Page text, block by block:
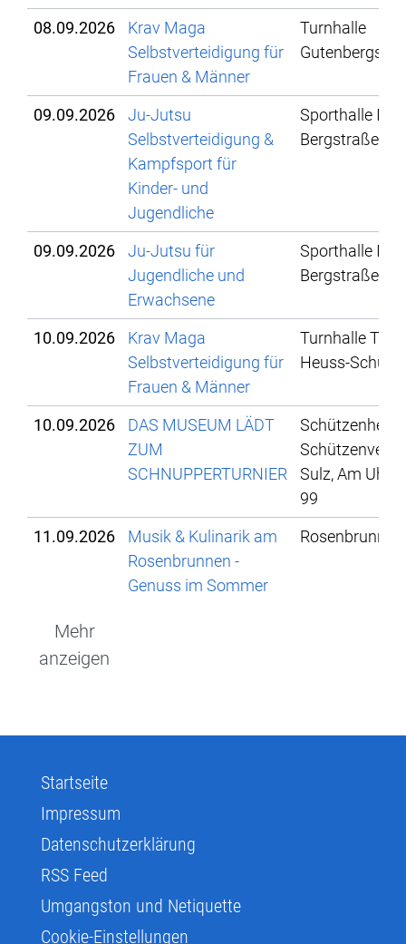
08.09.2026
Krav Maga
Selbstverteidigung für
Frauen & Männer
Turnhalle
09.09.2026
Ju-Jutsu
Selbstverteidigung &
Kampfsport für
Kinder- und
Jugendliche
Sporthalle IBG,
Bergstraße 78
09.09.2026
Ju-Jutsu für
Jugendliche und
Erwachsene
Sporthalle IBG,
Bergstraße 78
10.09.2026
Krav Maga
Selbstverteidigung für
Frauen & Männer
Turnhalle
Heuss-Schule
10.09.2026
DAS MUSEUM LÄDT
ZUM
SCHNUPPERTURNIER
Schützenheim
Sulz, Am
99
11.09.2026
Musik & Kulinarik am
Rosenbrunnen -
Genuss im Sommer
Rosenbrunnen
Mehr
anzeigen
Startseite
Impressum
Datenschutzerklärung
RSS Feed
Umgangston und Netiquette
Cookie-Einstellungen